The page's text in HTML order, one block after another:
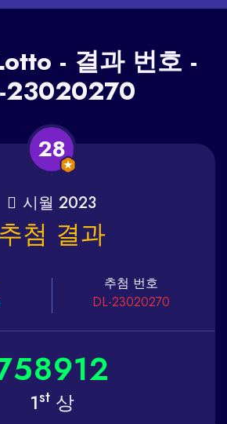
- 결과 번호 -
23020270
28
시월 2023
추첨 결과
추첨 번호
DL-23020270
58912
1st상